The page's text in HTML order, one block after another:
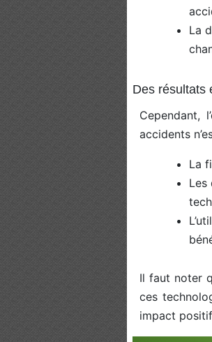
La
Des résultats
Cependant,
accidents
La
Les
Il faut noter
ces
impact